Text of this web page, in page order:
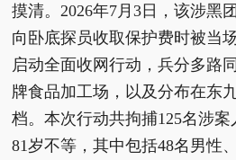
摸清。2026年7月3日，该涉黑
向卧底探员收取保护费时被当
启动全面收网行动，兵分多路
牌食品加工场，以及分布在东
档。本次行动共拘捕125名涉案
81岁不等，其中包括48名男性